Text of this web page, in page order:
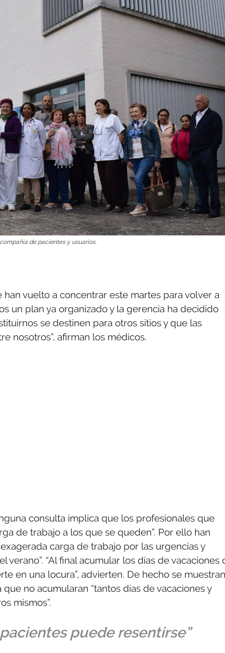
de pacientes y usuarios.
vuelto a concentrar este martes para volver a
un plan ya organizado y la gerencia ha decidido
se destinen para otros sitios y que las
nosotros”, afirman los médicos.
consulta implica que los profesionales que
de trabajo a los que se queden”. Por ello han
carga de trabajo por las urgencias y
“Al final acumular los días de vacaciones
en una locura”, advierten. De hecho se muestran
no acumularan “tantos días de vacaciones y
mismos”.
puede resentirse”